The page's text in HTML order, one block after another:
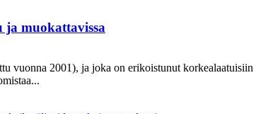
ja muokattavissa
vuonna 2001), ja joka on erikoistunut